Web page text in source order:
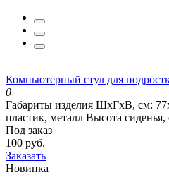
Компьютерный стул для
0
Габариты изделия ШхГхВ, см:
пластик, металл Высота сиденья,
Под заказ
100 руб.
Заказать
Новинка